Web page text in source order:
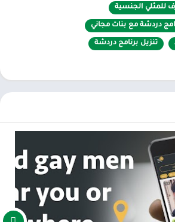
للمثلي الجنسية
دردشة مع بنات مجاني
تنزيل برنامج دردشة